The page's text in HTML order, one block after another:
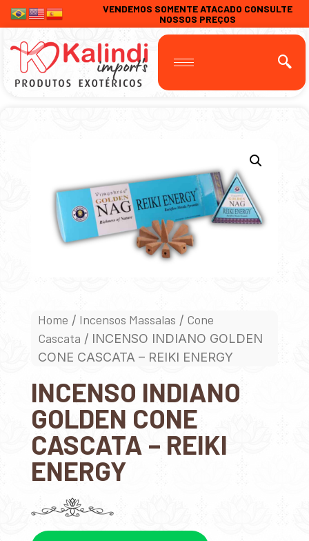
VENDEMOS SOMENTE ATACADO CONSULTE
NOSSOS PREÇOS
Home / Incensos Massalas / Cone
Cascata / INCENSO INDIANO GOLDEN
CONE CASCATA – REIKI ENERGY
INCENSO INDIANO
GOLDEN CONE
CASCATA – REIKI
ENERGY